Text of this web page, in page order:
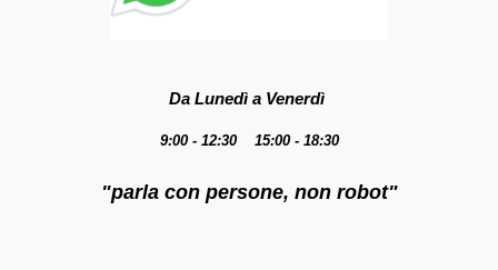
Da Lunedì a Venerdì
9:00 - 12:30 15:00 - 18:30
"parla con persone, non robot"